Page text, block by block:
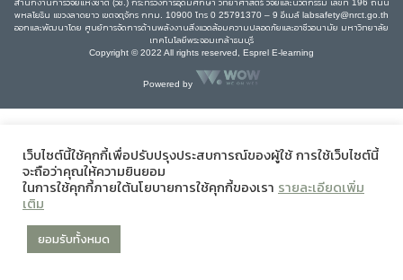
สำนักงานการวิจัยแห่งชาติ (วช.) กระทรวงการอุดมศึกษา วิทยาศาสตร์ วิจัยและนวัตกรรม เลขที่ 196 ถนน
พหลโยธิน แขวงลาดยาว เขตจตุจักร กทม. 10900 โทร 0 25791370 – 9 อีเมล์ labsafety@nrct.go.th
ออกและพัฒนาโดย ศูนย์การจัดการด้านพลังงานสิ่งแวดล้อมความปลอดภัยและอาชีวอนามัย มหาวิทยาลัย
เทคโนโลยีพระจอมเกล้าธนบุรี
Copyright © 2022 All rights reserved, Esprel E-learning
Powered by
เว็บไซต์นี้ใช้คุกกี้เพื่อปรับปรุงประสบการณ์ของผู้ใช้ การใช้เว็บไซต์นี้
จะถือว่าคุณให้ความยินยอม
ในการใช้คุกกี้ภายใต้นโยบายการใช้คุกกี้ของเรา รายละเอียดเพิ่ม
เติม
ยอมรับทั้งหมด